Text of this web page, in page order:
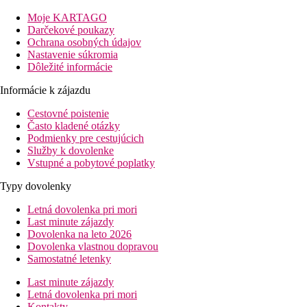
nákupných možností, obchodov, reštaurácií a rušný nočný život.
Príjemnú dovolenku doplní možnosť výletov do krásneho
hlavného mesta Rhodos i po celom ostrove. Odorúčame pre
všetky vekové kategórie. Oficiálna kategória hotela 4*, podľa
nášho hodnotenia 3+*.
Vzdialenosti
letiska: 17 km
centra: 1 km
nákupných možností: 1 km
Vybavenie izby
Štandardná izba
klimatizácia
telefón
TV so satelitným príjmom
vlastné sociálne zariadenie (kúpeľňa, sušič vlasov, WC)
mini chladnička
výhľad do záhrady
Moje KARTAGO
Darčekové poukazy
Ochrana osobných údajov
Nastavenie súkromia
Dôležité informácie
Informácie k zájazdu
Cestovné poistenie
Často kladené otázky
Podmienky pre cestujúcich
Služby k dovolenke
Vstupné a pobytové poplatky
Typy dovolenky
Letná dovolenka pri mori
Last minute zájazdy
Dovolenka na leto 2026
Dovolenka vlastnou dopravou
Samostatné letenky
Last minute zájazdy
Letná dovolenka pri mori